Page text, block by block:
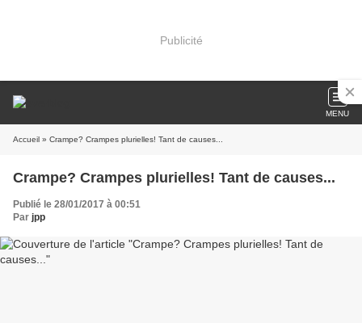
Publicité
MENU
Accueil » Crampe? Crampes plurielles! Tant de causes...
Crampe? Crampes plurielles! Tant de causes...
Publié le 28/01/2017 à 00:51
Par jpp